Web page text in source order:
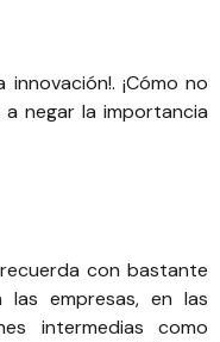
¡Cómo no
a negar la importancia
con bastante
las empresas, en las
intermedias como